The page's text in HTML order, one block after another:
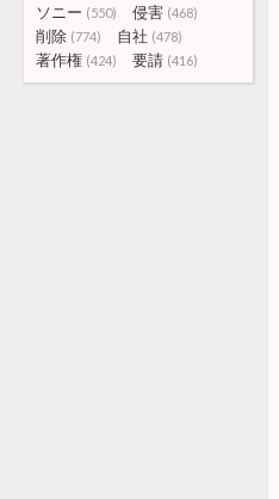
ソニー (550) 侵害 (468)
削除 (774) 自社 (478)
著作権 (424) 要請 (416)